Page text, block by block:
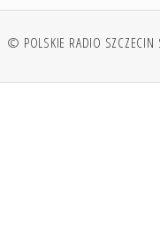
© POLSKIE RADIO SZCZECIN